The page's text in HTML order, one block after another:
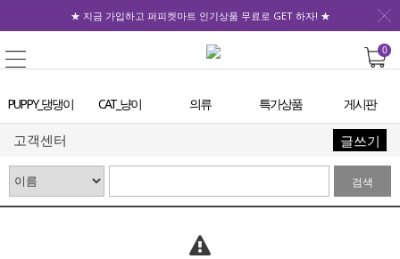
★ 지금 가입하고 퍼피켓마트 인기상품 무료로 GET 하자! ★
0
PUPPY_댕댕이 CAT_냥이 의류 특가상품 게시판
고객센터 글쓰기
검색